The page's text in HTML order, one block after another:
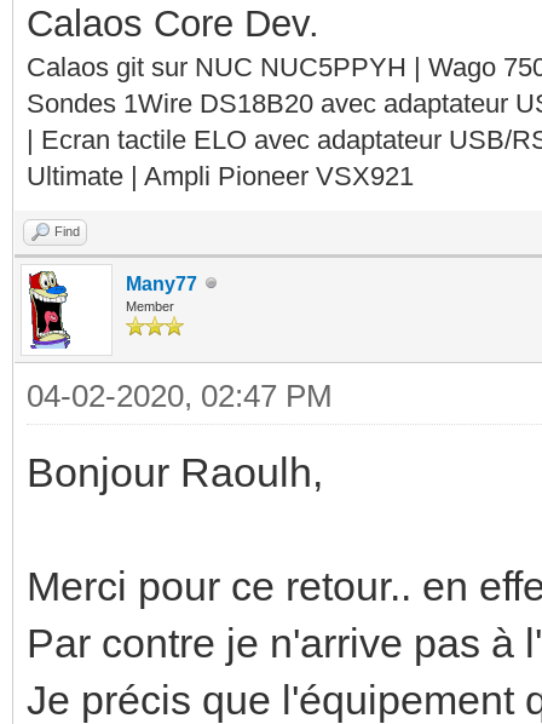
Calaos Core Dev.
Calaos git sur NUC NUC5PPYH | Wago
Sondes 1Wire DS18B20 avec adaptateur
| Ecran tactile ELO avec adaptateur USB/
Ultimate | Ampli Pioneer VSX921
Find
Many77
Member
04-02-2020, 02:47 PM
Bonjour Raoulh,
Merci pour ce retour.. en
Par contre je n'arrive pas à
Je précis que l'équipement